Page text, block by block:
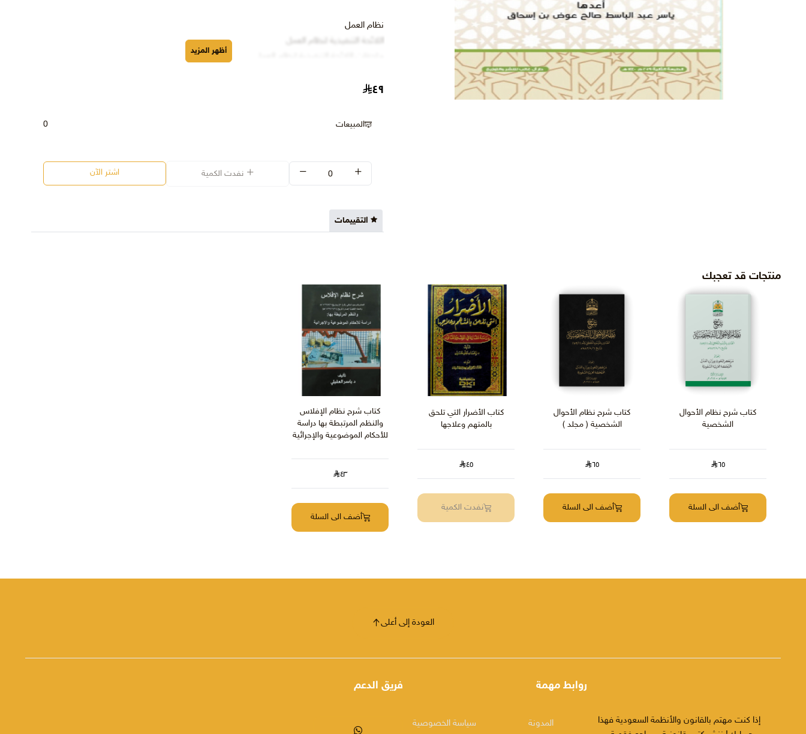
نظام العمل
اللائحة التنفيذية لنظام العمل
الإعاقات الدائمة والمؤقتة والعمال المصابين بمرض يجعلهم في وضعية الإعاقة
-قواعد ممارسة نشاط الإستقدام وتقديم الخدمات العمالية
أظهر المزيد
٤٩
المبيعات 0
نفدت الكمية اشتر الآن
التقييمات
منتجات قد تعجبك
كتاب شرح نظام الأحوال
الشخصية
٦٥
أضف الى السلة
كتاب شرح نظام الأحوال
الشخصية ( مجلد )
٦٥
أضف الى السلة
كتاب الأضرار التي تلحق
بالمتهم وعلاجها
٤٥
نفدت الكمية
كتاب شرح نظام الإفلاس
والنظم المرتبطة بها دراسة
للأحكام الموضوعية والإجرائية
٤٣
أضف الى السلة
العودة إلى أعلى
إذا كنت مهتم بالقانون والأنظمة السعودية فهذا
روابط مهمة
المدونة سياسة الخصوصية
فريق الدعم